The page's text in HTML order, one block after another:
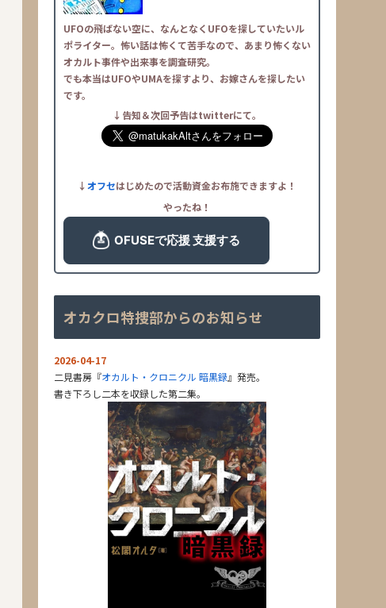
UFOの飛ばない空に、なんとなくUFOを探していたいル
ポライター。怖い話は怖くて苦手なので、あまり怖くない
オカルト事件や出来事を調査研究。
でも本当はUFOやUMAを探すより、お嫁さんを探したい
です。
↓告知＆次回予告はtwitterにて。
↓オフセはじめたので活動資金お布施できますよ！
やったね！
オカクロ特捜部からのお知らせ
2026-04-17
二見書房『オカルト・クロニクル 暗黒録』発売。
書き下ろし二本を収録した第二集。